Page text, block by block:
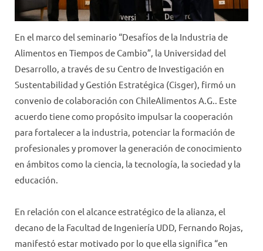
En el marco del seminario “Desafíos de la Industria de
Alimentos en Tiempos de Cambio”, la Universidad del
Desarrollo, a través de su Centro de Investigación en
Sustentabilidad y Gestión Estratégica (Cisger), firmó un
convenio de colaboración con ChileAlimentos A.G.. Este
acuerdo tiene como propósito impulsar la cooperación
para fortalecer a la industria, potenciar la formación de
profesionales y promover la generación de conocimiento
en ámbitos como la ciencia, la tecnología, la sociedad y la
educación.
En relación con el alcance estratégico de la alianza, el
decano de la Facultad de Ingeniería UDD, Fernando Rojas,
manifestó estar motivado por lo que ella significa “en